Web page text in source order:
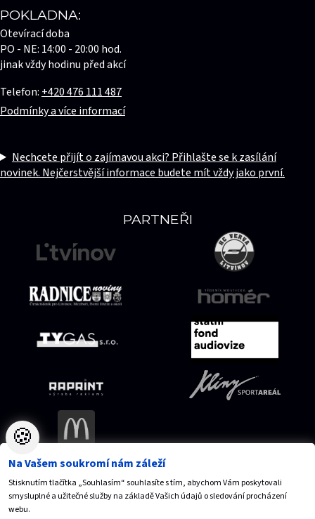
Mapa serveru Přístupnost
Ochrana osobních údajů
PARTNEŘI
POKLADNA:
Otevírací doba
PO - NE: 14:00 - 20:00 hod.
jinak vždy hodinu před akcí
Telefon: +420 476 111 487
Podmínky a více informací
Nechcete přijít o zajímavou akci? Přihlašte se k zasílání
novinek. Nejčerstvější informace budete mít vždy jako první.
🍪
Na Vašem soukromí nám záleží
Stisknutím tlačítka „Souhlasím“ souhlasíte s tím, abychom Vám poskytovali
smysluplné a užitečné služby na základě Vašich údajů o sledování procházení
webu.